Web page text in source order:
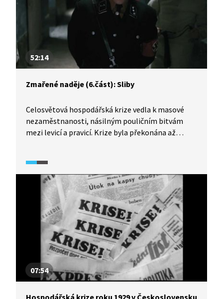
v Československu.
52:14
Zmařené naděje (6.část): Sliby
Celosvětová hospodářská krize vedla k masové
nezaměstnanosti, násilným pouličním bitvám
mezi levicí a pravicí. Krize byla překonána až
07:54
Hospodářská krize roku 1929 v Československu